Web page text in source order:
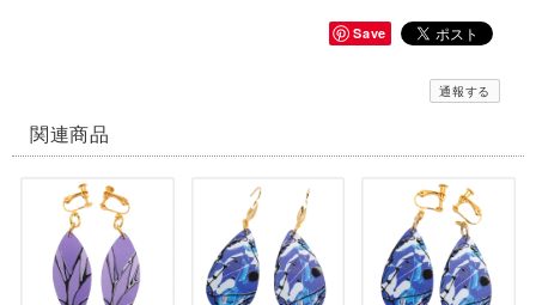
Save
通報する
関連商品